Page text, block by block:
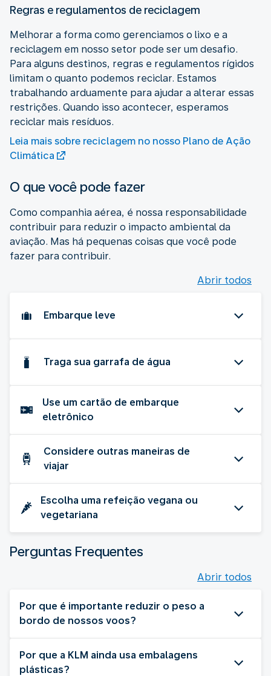
Regras e regulamentos de reciclagem
Melhorar a forma como gerenciamos o lixo e a
reciclagem em nosso setor pode ser um desafio.
Para alguns destinos, regras e regulamentos rígidos
limitam o quanto podemos reciclar. Estamos
trabalhando arduamente para ajudar a alterar essas
restrições. Quando isso acontecer, esperamos
reciclar mais resíduos.
Leia mais sobre reciclagem no nosso Plano de Ação
Climática
O que você pode fazer
Como companhia aérea, é nossa responsabilidade
contribuir para reduzir o impacto ambiental da
aviação. Mas há pequenas coisas que você pode
fazer para contribuir.
Abrir todos
Embarque leve
Traga sua garrafa de água
Use um cartão de embarque
eletrônico
Considere outras maneiras de
viajar
Escolha uma refeição vegana ou
vegetariana
Perguntas Frequentes
Abrir todos
Por que é importante reduzir o peso a
bordo de nossos voos?
Por que a KLM ainda usa embalagens
plásticas?